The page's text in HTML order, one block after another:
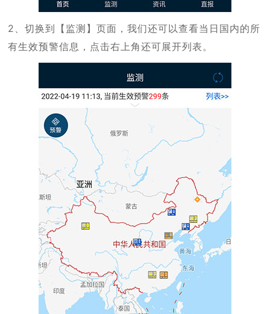
2、切换到【监测】页面，我们还可以查看当日国内的所
有生效预警信息，点击右上角还可展开列表。